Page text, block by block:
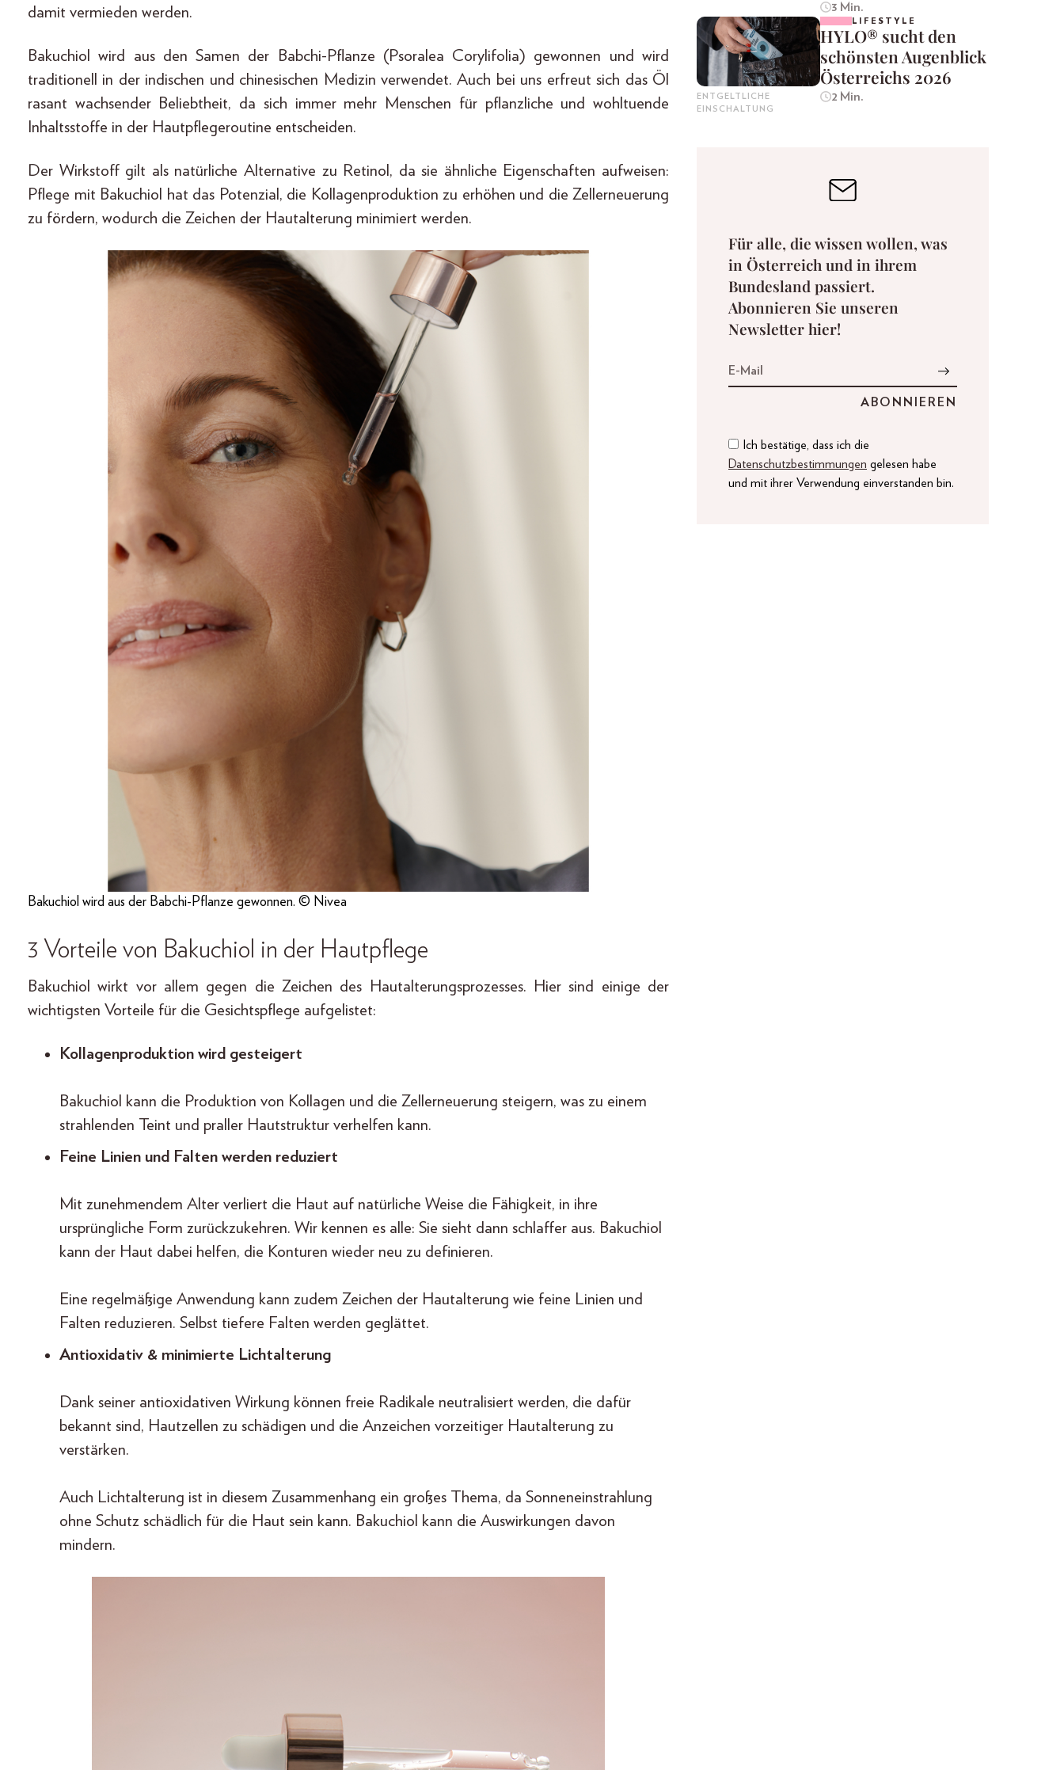
damit vermieden werden.
Bakuchiol wird aus den Samen der Babchi-Pflanze (Psoralea Corylifolia) gewonnen und wird
traditionell in der indischen und chinesischen Medizin verwendet. Auch bei uns erfreut sich das Öl
rasant wachsender Beliebtheit, da sich immer mehr Menschen für pflanzliche und wohltuende
Inhaltsstoffe in der Hautpflegeroutine entscheiden.
Der Wirkstoff gilt als natürliche Alternative zu Retinol, da sie ähnliche Eigenschaften aufweisen:
Pflege mit Bakuchiol hat das Potenzial, die Kollagenproduktion zu erhöhen und die Zellerneuerung
zu fördern, wodurch die Zeichen der Hautalterung minimiert werden.
Bakuchiol wird aus der Babchi-Pflanze gewonnen. © Nivea
3 Vorteile von Bakuchiol in der Hautpflege
Bakuchiol wirkt vor allem gegen die Zeichen des Hautalterungsprozesses. Hier sind einige der
wichtigsten Vorteile für die Gesichtspflege aufgelistet:
Kollagenproduktion wird gesteigert
Bakuchiol kann die Produktion von Kollagen und die Zellerneuerung steigern, was zu einem
strahlenden Teint und praller Hautstruktur verhelfen kann.
Feine Linien und Falten werden reduziert
Mit zunehmendem Alter verliert die Haut auf natürliche Weise die Fähigkeit, in ihre
ursprüngliche Form zurückzukehren. Wir kennen es alle: Sie sieht dann schlaffer aus. Bakuchiol
kann der Haut dabei helfen, die Konturen wieder neu zu definieren.
Eine regelmäßige Anwendung kann zudem Zeichen der Hautalterung wie feine Linien und
Falten reduzieren. Selbst tiefere Falten werden geglättet.
Antioxidativ & minimierte Lichtalterung
Dank seiner antioxidativen Wirkung können freie Radikale neutralisiert werden, die dafür
bekannt sind, Hautzellen zu schädigen und die Anzeichen vorzeitiger Hautalterung zu
verstärken.
Auch Lichtalterung ist in diesem Zusammenhang ein großes Thema, da Sonneneinstrahlung
ohne Schutz schädlich für die Haut sein kann. Bakuchiol kann die Auswirkungen davon
mindern.
3 Min.
ENTGELTLICHE
EINSCHALTUNG
LIFESTYLE
HYLO® sucht den
schönsten Augenblick
Österreichs 2026
2 Min.
Für alle, die wissen wollen, was
in Österreich und in ihrem
Bundesland passiert.
Abonnieren Sie unseren
Newsletter hier!
Ich bestätige, dass ich die
Datenschutzbestimmungen gelesen habe
und mit ihrer Verwendung einverstanden bin.